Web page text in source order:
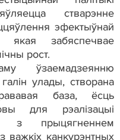
стварэнне
эфектыўнай
якая забяспечвае
рост.
ўзаемадзеянню
улады, створана
база, ёсць
для рэалізацыі
з прыцягненнем
важкіх канкурэнтных